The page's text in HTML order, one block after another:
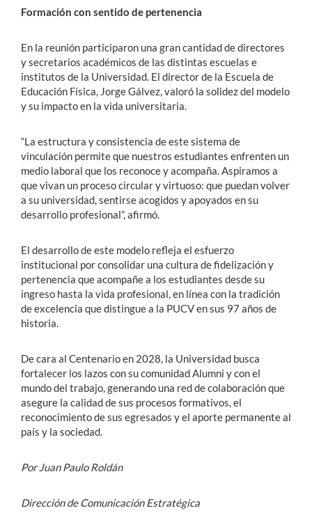
Formación con sentido de pertenencia
En la reunión participaron una gran cantidad de directores
y secretarios académicos de las distintas escuelas e
institutos de la Universidad. El director de la Escuela de
Educación Física, Jorge Gálvez, valoró la solidez del modelo
y su impacto en la vida universitaria.
“La estructura y consistencia de este sistema de
vinculación permite que nuestros estudiantes enfrenten un
medio laboral que los reconoce y acompaña. Aspiramos a
que vivan un proceso circular y virtuoso: que puedan volver
a su universidad, sentirse acogidos y apoyados en su
desarrollo profesional”, afirmó.
El desarrollo de este modelo refleja el esfuerzo
institucional por consolidar una cultura de fidelización y
pertenencia que acompañe a los estudiantes desde su
ingreso hasta la vida profesional, en línea con la tradición
de excelencia que distingue a la PUCV en sus 97 años de
historia.
De cara al Centenario en 2028, la Universidad busca
fortalecer los lazos con su comunidad Alumni y con el
mundo del trabajo, generando una red de colaboración que
asegure la calidad de sus procesos formativos, el
reconocimiento de sus egresados y el aporte permanente al
país y la sociedad.
Por Juan Paulo Roldán
Dirección de Comunicación Estratégica